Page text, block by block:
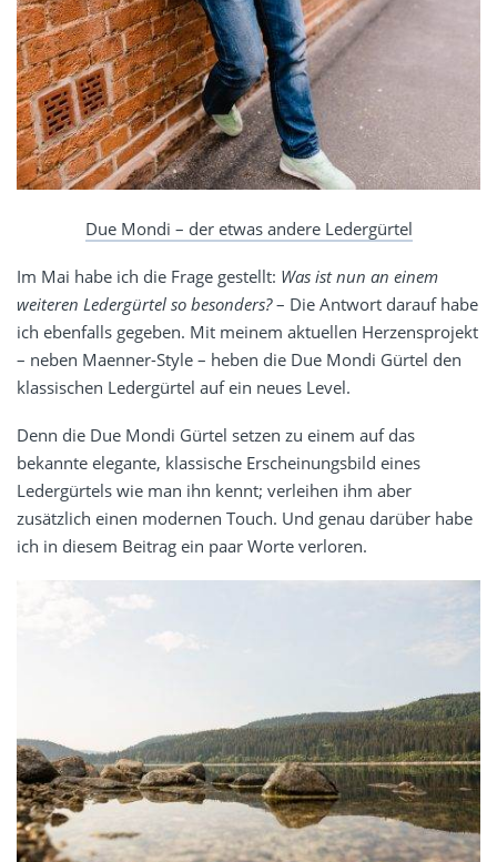
Due Mondi – der etwas andere Ledergürtel
Im Mai habe ich die Frage gestellt: Was ist nun an einem
weiteren Ledergürtel so besonders?– Die Antwort darauf habe
ich ebenfalls gegeben. Mit meinem aktuellen Herzensprojekt
– neben Maenner-Style – heben die Due Mondi Gürtel den
klassischen Ledergürtel auf ein neues Level.
Denn die Due Mondi Gürtel setzen zu einem auf das
bekannte elegante, klassische Erscheinungsbild eines
Ledergürtels wie man ihn kennt; verleihen ihm aber
zusätzlich einen modernen Touch. Und genau darüber habe
ich in diesem Beitrag ein paar Worte verloren.